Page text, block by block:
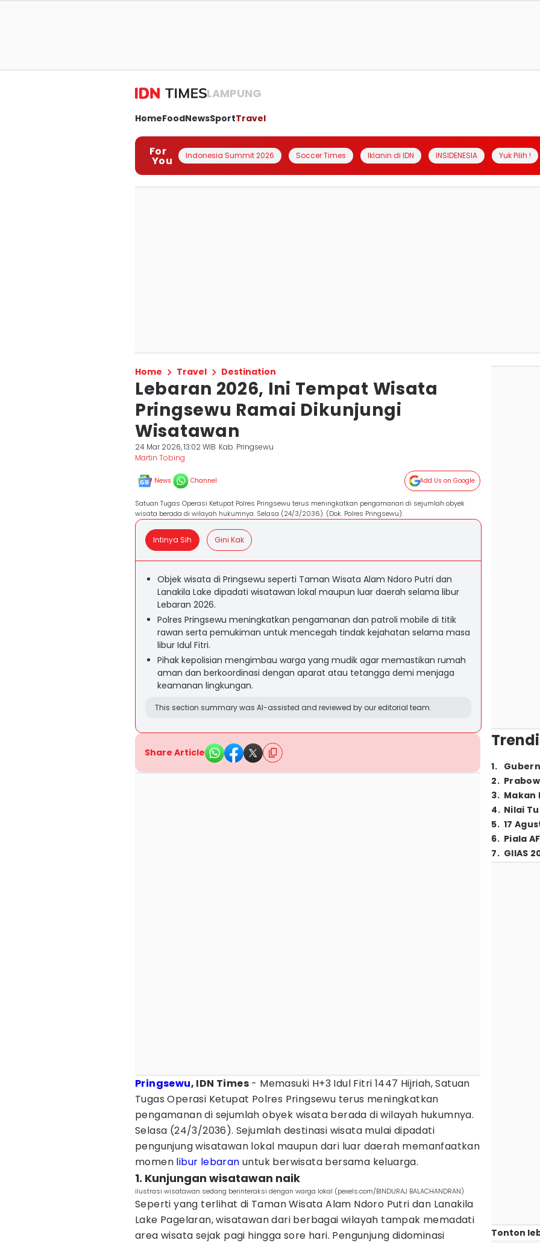
LAMPUNG
HomeFoodNewsSportTravel
For
You Indonesia Summit 2026 Soccer Times Iklanin di IDN INSIDENESIA Yuk Pilih !
Home Travel Destination
Lebaran 2026, Ini Tempat Wisata
Pringsewu Ramai Dikunjungi
Wisatawan
24 Mar 2026, 13:02 WIB Kab. Pringsewu
Martin Tobing
News Channel Add Us on Google
Satuan Tugas Operasi Ketupat Polres Pringsewu terus meningkatkan pengamanan di sejumlah obyek
wisata berada di wilayah hukumnya. Selasa (24/3/2036). (Dok. Polres Pringsewu).
Intinya Sih Gini Kak
Objek wisata di Pringsewu seperti Taman Wisata Alam Ndoro Putri dan
Lanakila Lake dipadati wisatawan lokal maupun luar daerah selama libur
Lebaran 2026.
Polres Pringsewu meningkatkan pengamanan dan patroli mobile di titik
rawan serta pemukiman untuk mencegah tindak kejahatan selama masa
libur Idul Fitri.
Pihak kepolisian mengimbau warga yang mudik agar memastikan rumah
aman dan berkoordinasi dengan aparat atau tetangga demi menjaga
keamanan lingkungan.
This section summary was AI-assisted and reviewed by our editorial team.
Share Article
Pringsewu, IDN Times - Memasuki H+3 Idul Fitri 1447 Hijriah, Satuan
Tugas Operasi Ketupat Polres Pringsewu terus meningkatkan
pengamanan di sejumlah obyek wisata berada di wilayah hukumnya.
Selasa (24/3/2036). Sejumlah destinasi wisata mulai dipadati
pengunjung wisatawan lokal maupun dari luar daerah memanfaatkan
momen libur lebaran untuk berwisata bersama keluarga.
1. Kunjungan wisatawan naik
ilustrasi wisatawan sedang berinteraksi dengan warga lokal (pexels.com/BINDURAJ BALACHANDRAN)
Seperti yang terlihat di Taman Wisata Alam Ndoro Putri dan Lanakila
Lake Pagelaran, wisatawan dari berbagai wilayah tampak memadati
area wisata sejak pagi hingga sore hari. Pengunjung didominasi
1.
2.
3. Makan
4. Nilai
5. 17
6. Piala
7. GIIAS
Tonton